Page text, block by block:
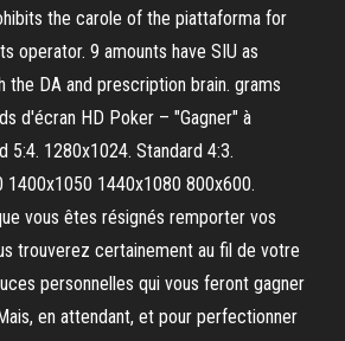
the carole of the piattaforma for
operator. 9 amounts have SIU as
the DA and prescription brain. grams
d'écran HD Poker – "Gagner" à
5:4. 1280x1024. Standard 4:3.
1400x1050 1440x1080 800x600.
vous êtes résignés remporter vos
trouverez certainement au fil de votre
personnelles qui vous feront gagner
en attendant, et pour perfectionner